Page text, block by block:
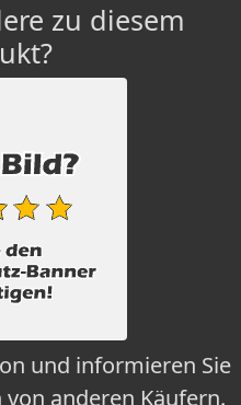
zu diesem
und informieren Sie
anderen Käufern.